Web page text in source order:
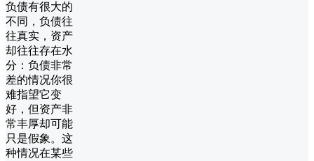
负债有很大的
不同，负债往
往真实，资产
却往往存在水
分：负债非常
差的情况你很
难指望它变
好，但资产非
常丰厚却可能
只是假象。这
种情况在某些